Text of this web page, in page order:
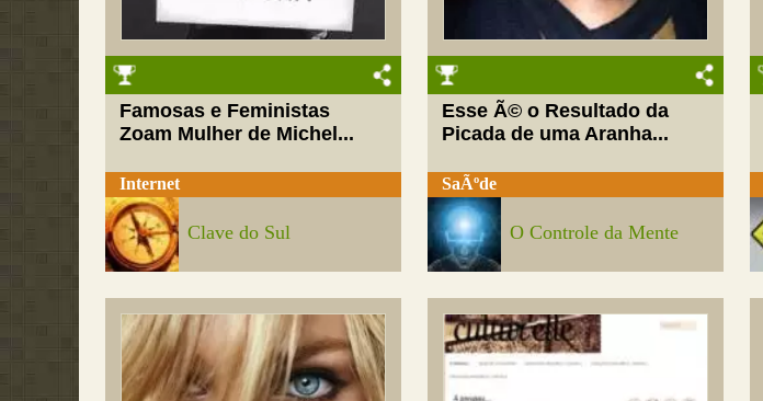
Famosas e Feministas
Zoam Mulher de Michel...
Internet
Clave do Sul
Esse Ã© o Resultado da
Picada de uma Aranha...
SaÃºde
O Controle da Mente